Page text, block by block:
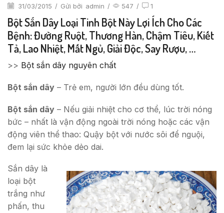
31/03/2015 / Gửi bởi admin / 547 / 1
Bột Sắn Dây Loại Tinh Bột Này Lợi Ích Cho Các
Bệnh: Đường Ruột, Thương Hàn, Chậm Tiêu, Kiết
Tả, Lao Nhiệt, Mất Ngủ, Giải Độc, Say Rượu, …
>> Bột sắn dây nguyên chất
Bột sắn dây – Trẻ em, người lớn đều dùng tốt.
Bột sắn dây – Nếu giải nhiệt cho cơ thể, lúc trời nóng
bức – nhất là vận động ngoài trời nóng hoặc các vận
động viên thể thao: Quậy bột với nước sôi để nguội,
đem lại sức khỏe dẻo dai.
Sắn dây là
loại bột
trắng như
phấn, thu